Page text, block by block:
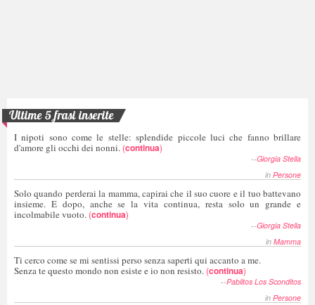
Ultime 5 frasi inserite
I nipoti sono come le stelle: splendide piccole luci che fanno brillare
d'amore gli occhi dei nonni. (continua)
--Giorgia Stella
in Persone
Solo quando perderai la mamma, capirai che il suo cuore e il tuo battevano
insieme. E dopo, anche se la vita continua, resta solo un grande e
incolmabile vuoto. (continua)
--Giorgia Stella
in Mamma
Ti cerco come se mi sentissi perso senza saperti qui accanto a me.
Senza te questo mondo non esiste e io non resisto. (continua)
--Pablitos Los Sconditos
in Persone